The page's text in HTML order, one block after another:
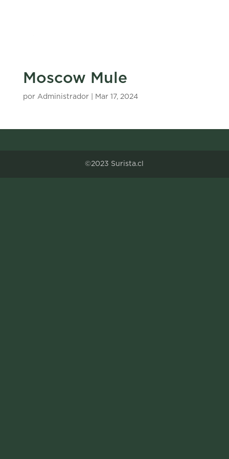
Moscow Mule
por Administrador| Mar 17, 2024
©2023 Surista.cl